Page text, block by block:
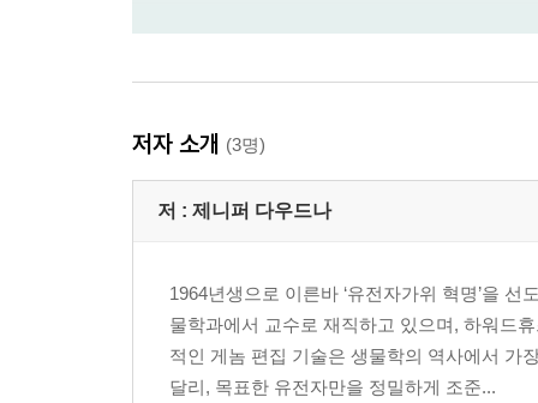
저자 소개 (3명)
저 : 제니퍼 다우드나
1964년생으로 이른바 ‘유전자가위 혁명’을
물학과에서 교수로 재직하고 있으며, 하워드
적인 게놈 편집 기술은 생물학의 역사에서 가
달리, 목표한 유전자만을 정밀하게 조준...